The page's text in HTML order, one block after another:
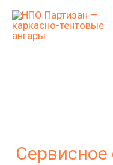
Перейти
тентовых